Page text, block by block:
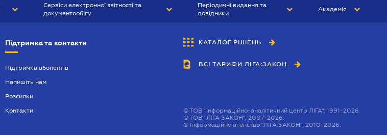
Сервіси електронної звітності та
документообігу
Періодичні видання та
довідники
БУХГАЛТЕР&ЗАКОН
ВІСНИК МСФЗ
Академія
Підтримка та контакти
Підтримка абонентів
Напишіть нам
Розсилки
Контакти
КАТАЛОГ РІШЕНЬ
ВСІ ТАРИФИ ЛІГА:ЗАКОН
©ТОВ "інформаційно-аналітичний центр ЛІГА", 1991-2026.
©ТОВ "ЛІГА ЗАКОН", 2007-2026.
© Інформаційне агенство "ЛІГА:ЗАКОН", 2010-2026.